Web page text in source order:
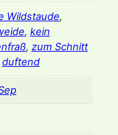
Wildstaude,
, kein
, zum Schnitt
duftend